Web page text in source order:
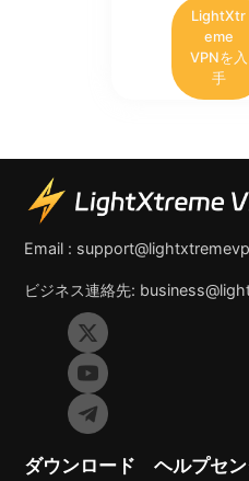
LightXtr
eme
VPNを入
手
Email :
ビジネス連絡先:
ダウンロード ヘルプセ